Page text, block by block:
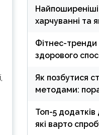
харчуванні та
Фітнес-тренди
здорового
Як позбутися
методами:
Топ-5
які варто